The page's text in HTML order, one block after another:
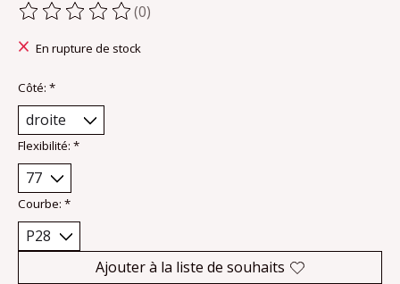
Ce produit est évalué à
(0)
En rupture de stock
Côté: *
Flexibilité: *
Courbe: *
Ajouter à la liste de souhaits